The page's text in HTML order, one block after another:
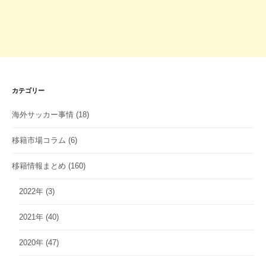
カテゴリー
海外サッカー事情 (18)
移籍市場コラム (6)
移籍情報まとめ (160)
2022年 (3)
2021年 (40)
2020年 (47)